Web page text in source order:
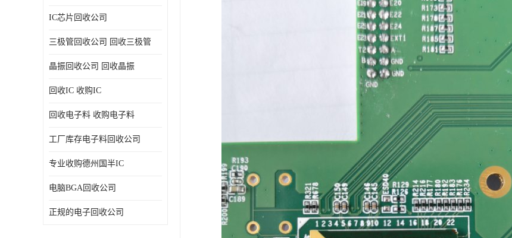
IC芯片回收公司
三极管回收公司 回收三极管
晶振回收公司 回收晶振
回收IC 收购IC
回收电子料 收购电子料
工厂库存电子料回收公司
专业收购德州国半IC
电脑BGA回收公司
正规的电子回收公司